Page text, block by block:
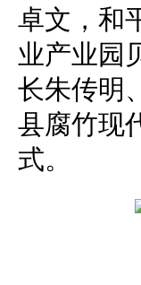
卓文，和
业产业园
长朱传明
县腐竹现
式。